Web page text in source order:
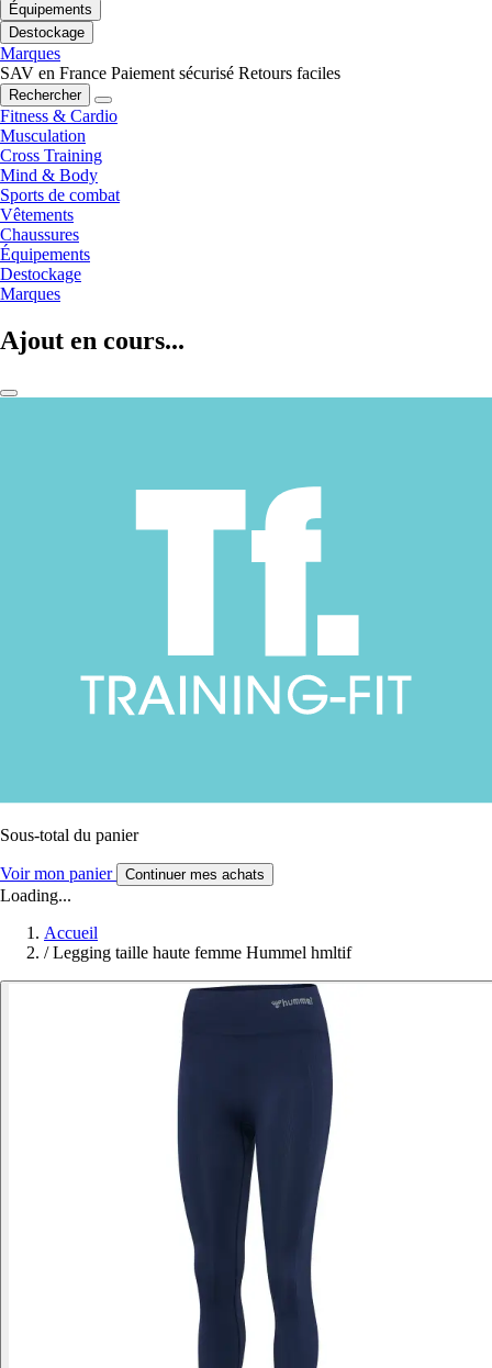
Équipements
Destockage
Marques
SAV en France Paiement sécurisé Retours faciles
Rechercher
Fitness & Cardio
Musculation
Cross Training
Mind & Body
Sports de combat
Vêtements
Chaussures
Équipements
Destockage
Marques
Ajout en cours...
Sous-total du panier
Voir mon panier Continuer mes achats
Loading...
Accueil
/ Legging taille haute femme Hummel hmltif